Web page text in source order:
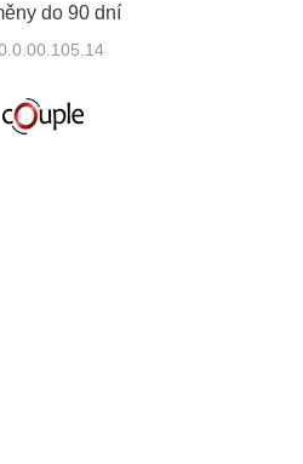
do 90 dní
Couple